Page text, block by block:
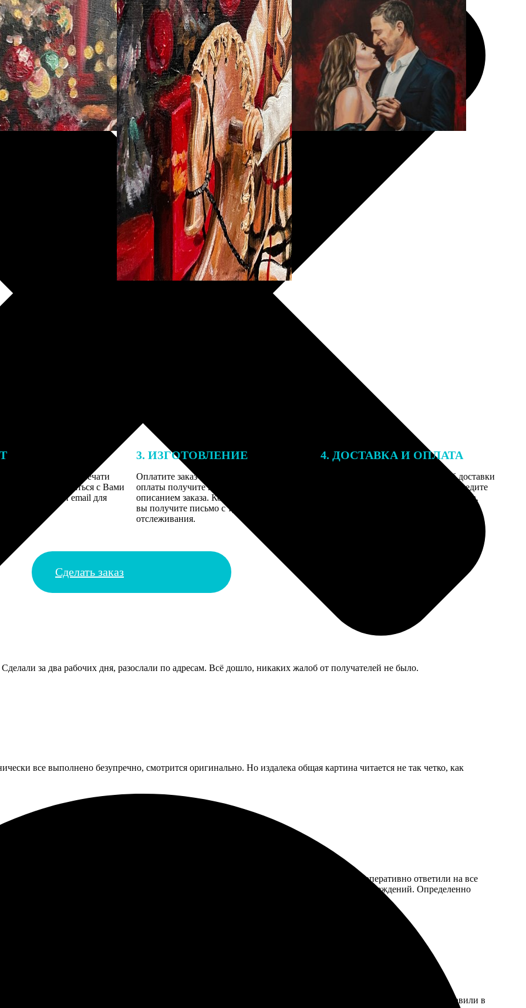
заказа к печати
могут связаться с Вами
телефону или email для
3. ИЗГОТОВЛЕНИЕ
Оплатите заказ банковской картой. После
оплаты получите подтверждение на email с
описанием заказа. Когда отправим заказ
вы получите письмо с трек-номером для
отслеживания.
4. ДОСТАВКА И ОПЛАТА
Введите адрес и выберите способ доставки
заказа. Если у вас есть промокод, введите
его в специальное поле для промокода.
Сделать заказ
за два рабочих дня, разослали по адресам. Всё дошло, никаких жалоб от получателей не было.
все выполнено безупречно, смотрится оригинально. Но издалека общая картина читается не так четко, как
Заказала портреты по фотографии, процесс оказался простым и удобным. Менеджеры оперативно ответили на все
быстро, качество отличное, цвета яркие. Упаковка хорошая, всё пришло без повреждений. Определенно
вернусь снова.
всё прошло легко. Выбор формата оказался простым, а процесс оформления заказа понятным. Доставили в